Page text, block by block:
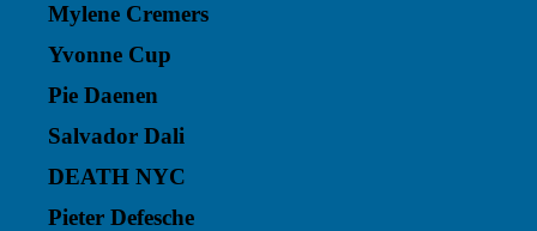
Mylene Cremers
Yvonne Cup
Pie Daenen
Salvador Dali
DEATH NYC
Pieter Defesche